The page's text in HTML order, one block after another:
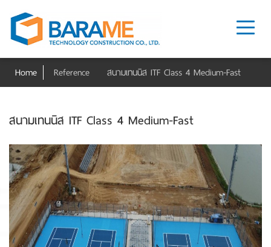
Home Reference สนามเทนนิส ITF Class 4 Medium-Fast
สนามเทนนิส ITF Class 4 Medium-Fast